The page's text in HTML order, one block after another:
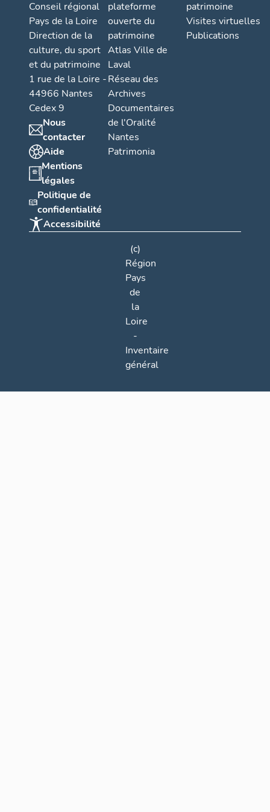
Conseil régional
Pays de la Loire
Direction de la
culture, du sport
et du patrimoine
1 rue de la Loire -
44966 Nantes
Cedex 9
Nous
contacter
Aide
Mentions
légales
Politique de
confidentialité
Accessibilité
plateforme
ouverte du
patrimoine
Atlas Ville de
Laval
Réseau des
Archives
Documentaires
de l'Oralité
Nantes
Patrimonia
patrimoine
Visites virtuelles
Publications
(c)
Région
Pays
de
la
Loire
-
Inventaire
général